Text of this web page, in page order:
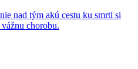
nad tým akú cestu ku smrti si
chorobu.